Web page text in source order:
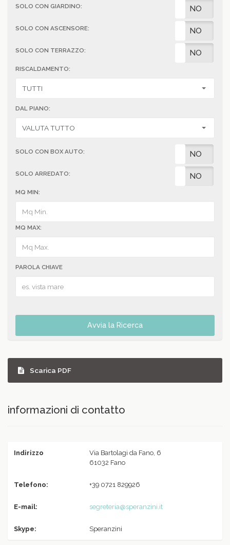
SOLO CON GIARDINO: NO
SOLO CON ASCENSORE: NO
SOLO CON TERRAZZO: NO
RISCALDAMENTO:
DAL PIANO:
SOLO CON BOX AUTO: NO
SOLO ARREDATO: NO
MQ MIN:
MQ MAX:
PAROLA CHIAVE
Avvia la Ricerca
Scarica PDF
informazioni di contatto
Indirizzo
Via Bartolagi da Fano, 6
61032 Fano
Telefono: +39 0721 829926
E-mail: segreteria@speranzini.it
Skype: Speranzini